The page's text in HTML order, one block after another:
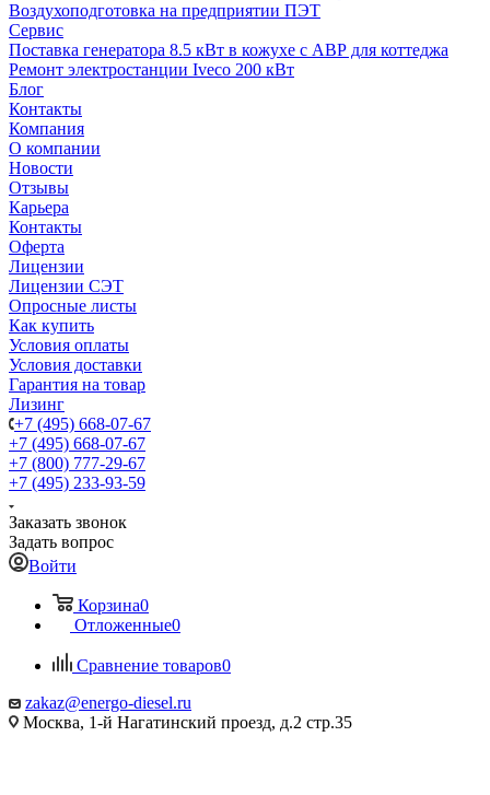
Воздухоподготовка на предприятии ПЭТ
Сервис
Поставка генератора 8.5 кВт в кожухе с АВР для коттеджа
Ремонт электростанции Iveco 200 кВт
Блог
Контакты
Компания
О компании
Новости
Отзывы
Карьера
Контакты
Оферта
Лицензии
Лицензии СЭТ
Опросные листы
Как купить
Условия оплаты
Условия доставки
Гарантия на товар
Лизинг
+7 (495) 668-07-67
+7 (495) 668-07-67
+7 (800) 777-29-67
+7 (495) 233-93-59
Заказать звонок
Задать вопрос
Войти
Корзина0
Отложенные0
Сравнение товаров0
zakaz@energo-diesel.ru
Москва, 1-й Нагатинский проезд, д.2 стр.35